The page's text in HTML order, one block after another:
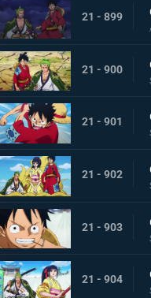
21 - 899
21 - 900
21 - 901
21 - 902
21 - 903
21 - 904